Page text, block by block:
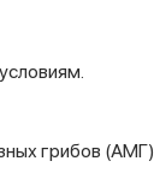
грибов